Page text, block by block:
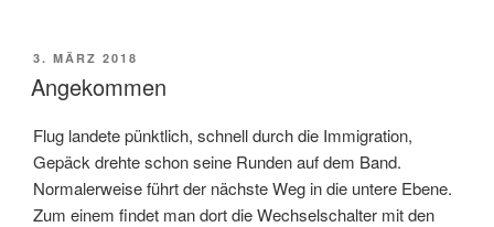
VERÖFFENTLICHT
AM
3. MÄRZ 2018
Angekommen
Flug landete pünktlich, schnell durch die Immigration,
Gepäck drehte schon seine Runden auf dem Band.
Normalerweise führt der nächste Weg in die untere Ebene.
Zum einem findet man dort die Wechselschalter mit den